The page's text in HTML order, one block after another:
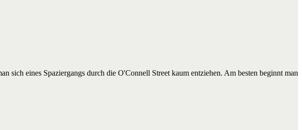
sich eines Spaziergangs durch die O'Connell Street kaum entziehen. Am besten beginnt man